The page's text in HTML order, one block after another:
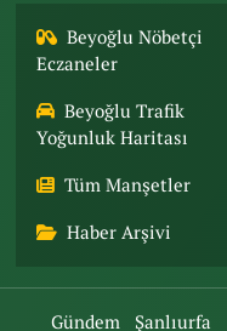
Beyoğlu Nöbetçi
Eczaneler
Beyoğlu Trafik
Yoğunluk Haritası
Tüm Manşetler
Haber Arşivi
Gündem Şanlıurfa